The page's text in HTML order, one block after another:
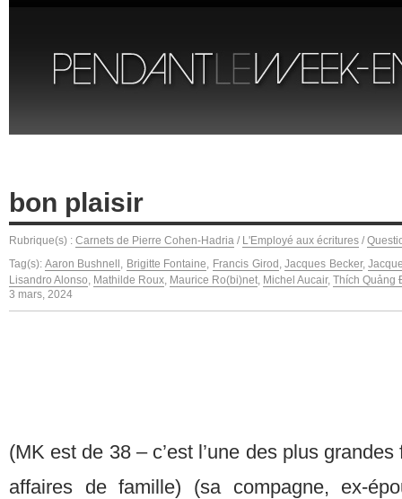
bon plaisir
Rubrique(s) : Carnets de Pierre Cohen-Hadria / L'Employé aux écritures /
Tag(s): Aaron Bushnell , Brigitte Fontaine, Francis Girod ,Jacques Becker,
Lisandro Alonso, Mathilde Roux, Maurice Ro(bi)net, Michel Aucair, Thích Quảng
3 mars, 2024
(MK est de 38 – c’est l’une des plus
affaires de famille) (sa compagne, ex-